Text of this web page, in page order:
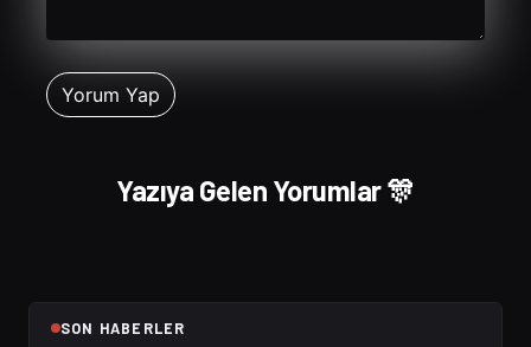
Yazıya Gelen Yorumlar 🎊
SON HABERLER